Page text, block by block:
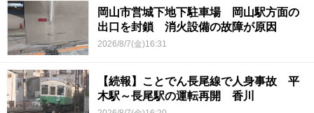
岡山市営城下地下駐車場 岡山駅方面の
出口を封鎖 消火設備の故障が原因
2026/8/7(金)16:31
【続報】ことでん長尾線で人身事故 平
木駅～長尾駅の運転再開 香川